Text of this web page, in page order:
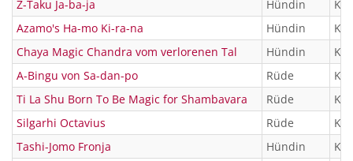
Z-Taku Ja-ba-ja
Hündin
Azamo's Ha-mo Ki-ra-na
Hündin
Chaya Magic Chandra vom verlorenen Tal
Hündin
A-Bingu von Sa-dan-po
Rüde
Ti La Shu Born To Be Magic for Shambavara
Rüde
Silgarhi Octavius
Rüde
Tashi-Jomo Fronja
Hündin